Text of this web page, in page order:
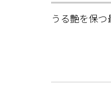
うる艶を保